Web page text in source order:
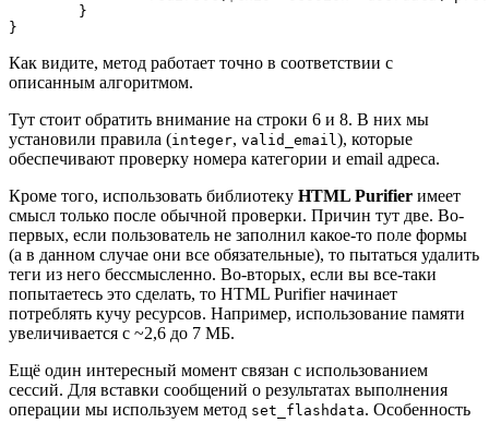
}
Как видите, метод работает точно в соответствии с
описанным алгоритмом.
Тут стоит обратить внимание на строки 6 и 8. В них мы
установили правила (integer, valid_email ), которые
обеспечивают проверку номера категории и email адреса.
Кроме того, использовать библиотеку HTML Purifier имеет
смысл только после обычной проверки. Причин тут две. Во-
первых, если пользователь не заполнил какое-то поле формы
(а в данном случае они все обязательные), то пытаться удалить
теги из него бессмысленно. Во-вторых, если вы все-таки
попытаетесь это сделать, то HTML Purifier начинает
потреблять кучу ресурсов. Например, использование памяти
увеличивается с ~2,6 до 7 МБ.
Ещё один интересный момент связан с использованием
сессий. Для вставки сообщений о результатах выполнения
операции мы используем метод set_flashdata. Особенность